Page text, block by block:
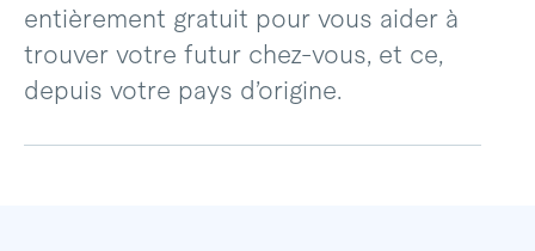
entièrement gratuit pour vous aider à
trouver votre futur chez-vous, et ce,
depuis votre pays d’origine.